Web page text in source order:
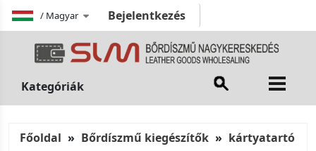
/ Magyar Bejelentkezés
Kategóriák
Főoldal Bőrdíszmű kiegészítők kártyatartó